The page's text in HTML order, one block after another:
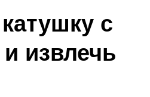
с
извлечь